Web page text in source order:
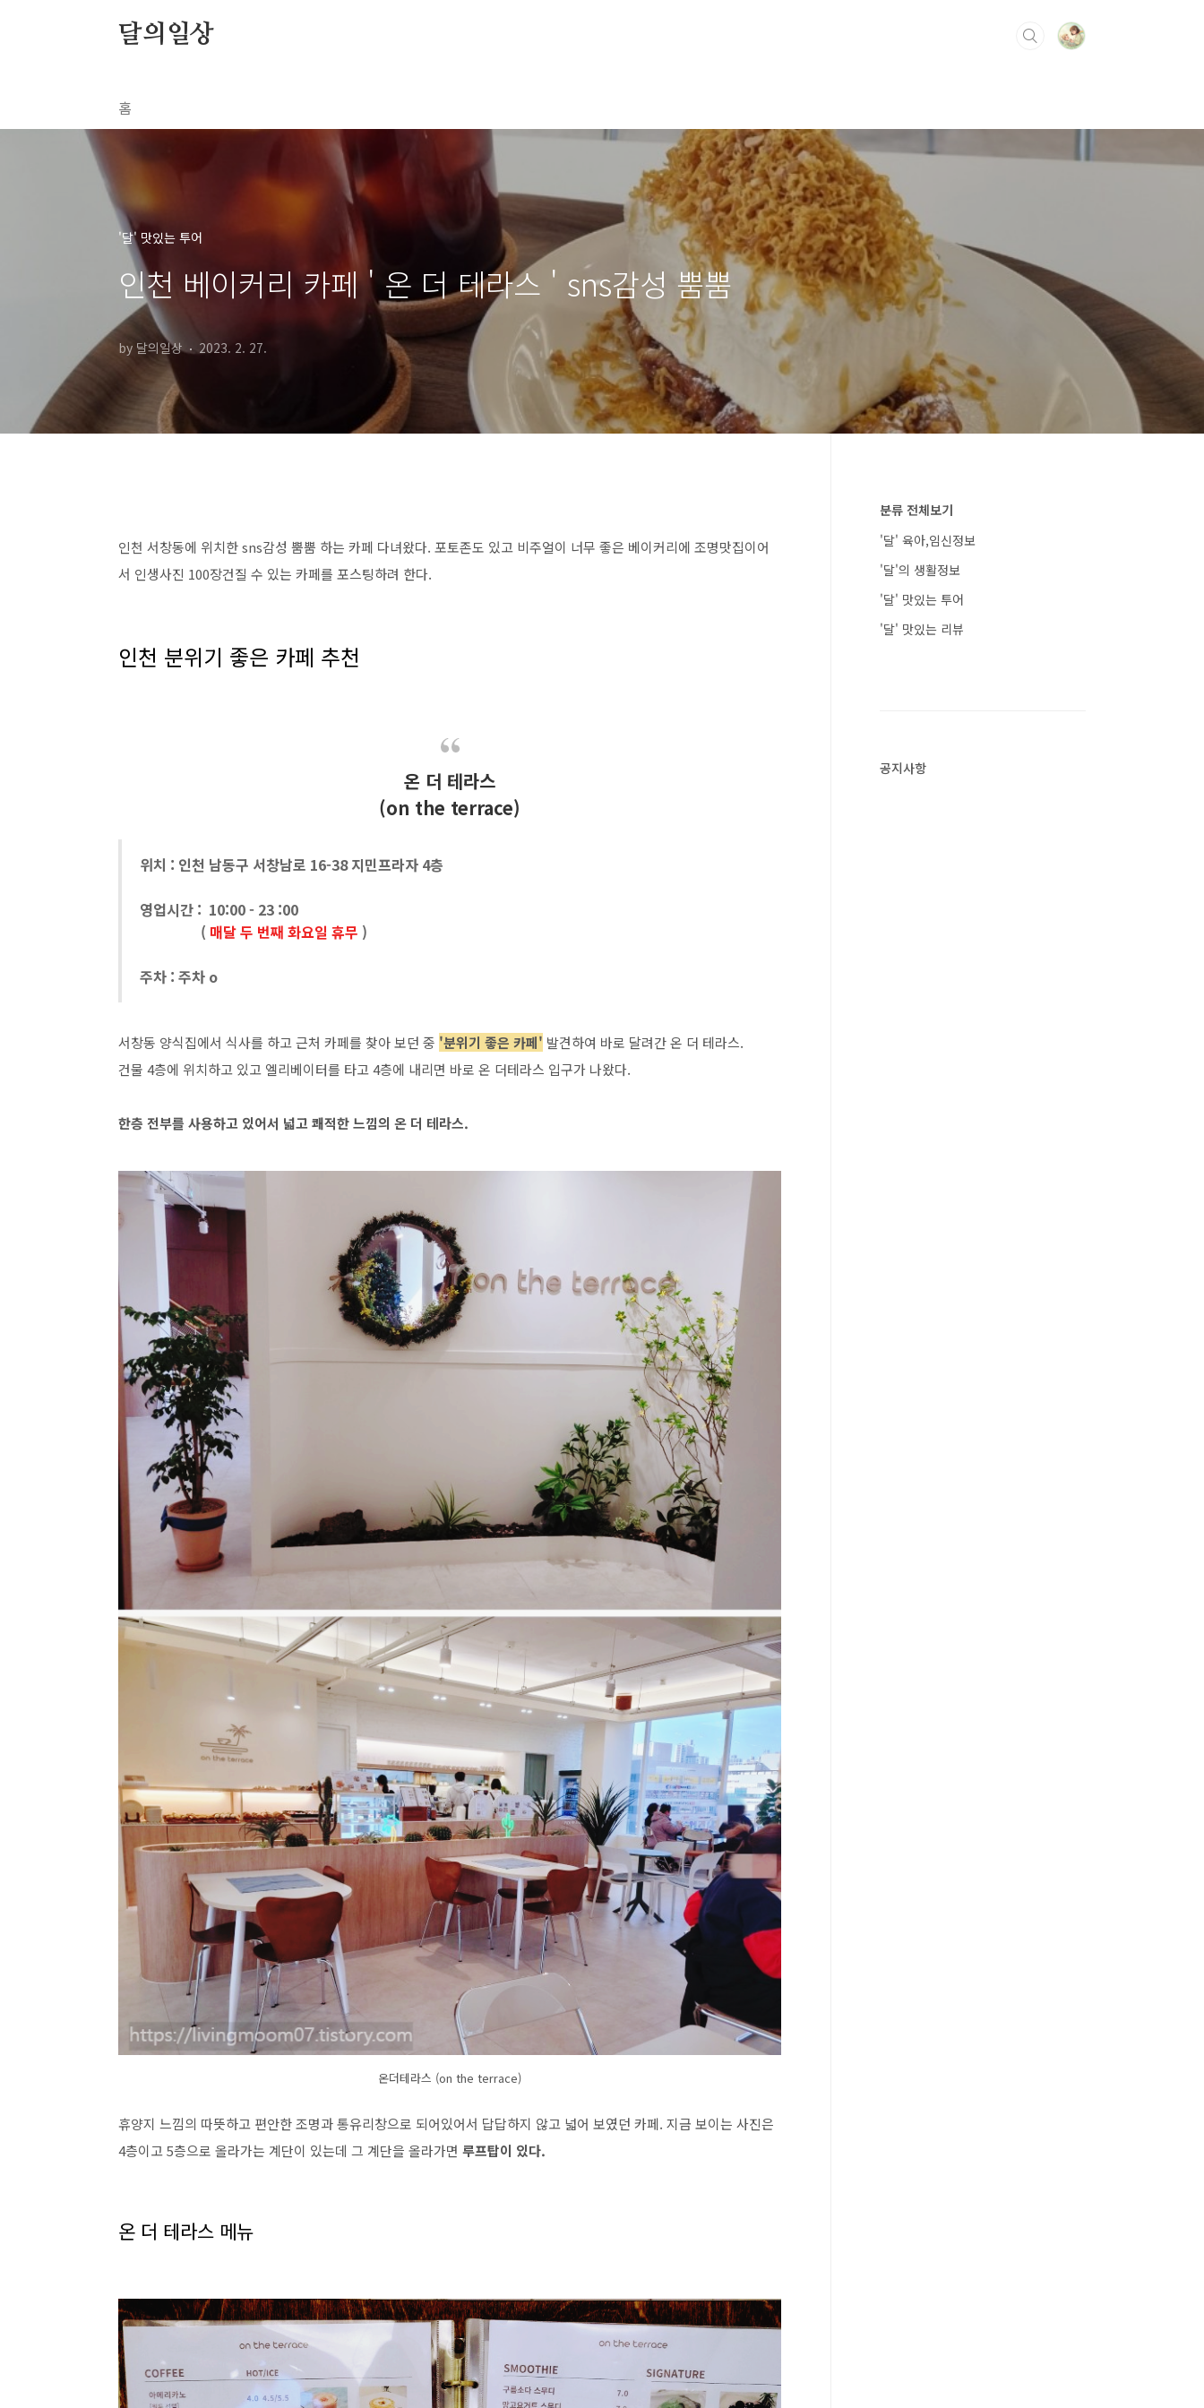
달의일상
홈
'달' 맛있는 투어
인천 베이커리 카페 ' 온 더 테라스 ' sns감성 뿜뿜
by 달의일상 2023. 2. 27.
인천 서창동에 위치한 sns감성 뿜뿜 하는 카페 다녀왔다. 포토존도 있고 비주얼이 너무 좋은 베이커리에 조명맛집이어
서 인생사진 100장건질 수 있는 카페를 포스팅하려 한다.
인천 분위기 좋은 카페 추천
온 더 테라스
(on the terrace)
위치 : 인천 남동구 서창남로 16-38 지민프라자 4층
영업시간 : 10:00 - 23 :00
( 매달 두 번째 화요일 휴무 )
주차 : 주차 o
서창동 양식집에서 식사를 하고 근처 카페를 찾아 보던 중 '분위기 좋은 카페' 발견하여 바로 달려간 온 더 테라스.
건물 4층에 위치하고 있고 엘리베이터를 타고 4층에 내리면 바로 온 더테라스 입구가 나왔다.
한층 전부를 사용하고 있어서 넓고 쾌적한 느낌의 온 더 테라스.
온더테라스 (on the terrace)
휴양지 느낌의 따뜻하고 편안한 조명과 통유리창으로 되어있어서 답답하지 않고 넓어 보였던 카페. 지금 보이는 사진은
4층이고 5층으로 올라가는 계단이 있는데 그 계단을 올라가면 루프탑이 있다.
온 더 테라스 메뉴
분류 전체보기
'달' 육아,임신정보
'달'의 생활정보
'달' 맛있는 투어
'달' 맛있는 리뷰
공지사항